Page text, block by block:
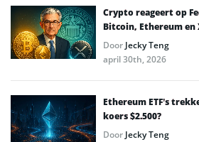
Crypto reageert op
Bitcoin, Ethereum en
Door Jecky Teng
april 30th, 2026
Ethereum ETF’s
koers $2.500?
Door Jecky Teng